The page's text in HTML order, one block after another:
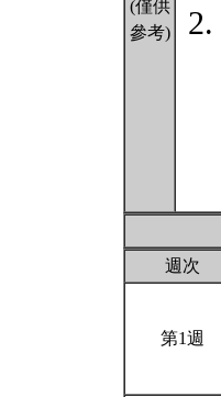
(僅供
參考)
週次
第1週